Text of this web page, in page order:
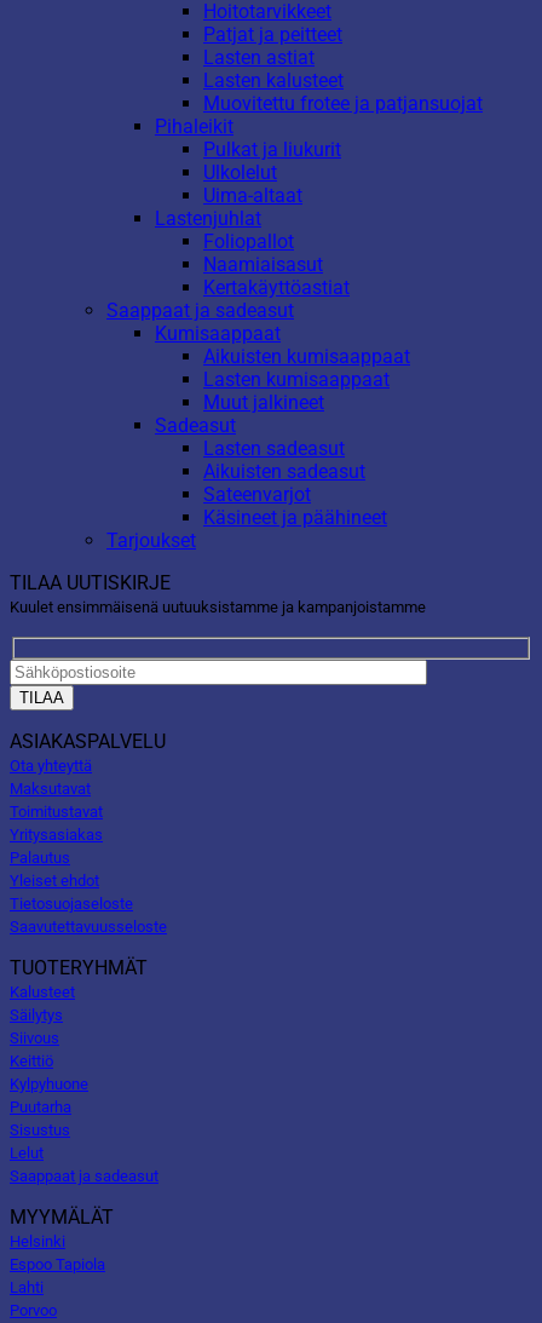
Hoitotarvikkeet
Patjat ja peitteet
Lasten astiat
Lasten kalusteet
Muovitettu frotee ja patjansuojat
Pihaleikit
Pulkat ja liukurit
Ulkolelut
Uima-altaat
Lastenjuhlat
Foliopallot
Naamiaisasut
Kertakäyttöastiat
Saappaat ja sadeasut
Kumisaappaat
Aikuisten kumisaappaat
Lasten kumisaappaat
Muut jalkineet
Sadeasut
Lasten sadeasut
Aikuisten sadeasut
Sateenvarjot
Käsineet ja päähineet
Tarjoukset
TILAA UUTISKIRJE
Kuulet ensimmäisenä uutuuksistamme ja kampanjoistamme
ASIAKASPALVELU
Ota yhteyttä
Maksutavat
Toimitustavat
Yritysasiakas
Palautus
Yleiset ehdot
Tietosuojaseloste
Saavutettavuusseloste
TUOTERYHMÄT
Kalusteet
Säilytys
Siivous
Keittiö
Kylpyhuone
Puutarha
Sisustus
Lelut
Saappaat ja sadeasut
MYYMÄLÄT
Helsinki
Espoo Tapiola
Lahti
Porvoo